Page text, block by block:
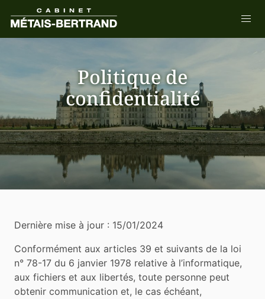
Politique de
confidentialité
Dernière mise à jour : 15/01/2024
Conformément aux articles 39 et suivants de la loi
n° 78-17 du 6 janvier 1978 relative à l’informatique,
aux fichiers et aux libertés, toute personne peut
obtenir communication et, le cas échéant,